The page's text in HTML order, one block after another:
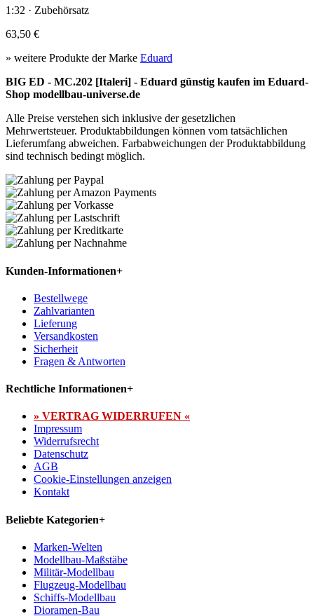
1:32 · Zubehörsatz
63,50 €
» weitere Produkte der Marke Eduard
BIG ED - MC.202 [Italeri] - Eduard günstig kaufen im Eduard-
Shop modellbau-universe.de
Alle Preise verstehen sich inklusive der gesetzlichen
Mehrwertsteuer. Produktabbildungen können vom tatsächlichen
Lieferumfang abweichen. Farbabweichungen der Produktabbildung
sind technisch bedingt möglich.
Kunden-Informationen+
Bestellwege
Zahlvarianten
Lieferung
Versandkosten
Sicherheit
Fragen & Antworten
Rechtliche Informationen+
» VERTRAG WIDERRUFEN «
Impressum
Widerrufsrecht
Datenschutz
AGB
Cookie-Einstellungen anzeigen
Kontakt
Beliebte Kategorien+
Marken-Welten
Modellbau-Maßstäbe
Militär-Modellbau
Flugzeug-Modellbau
Schiffs-Modellbau
Dioramen-Bau